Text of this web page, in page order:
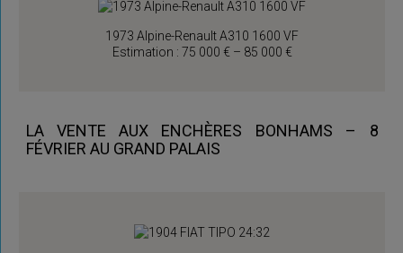
1973 Alpine-Renault A310 1600 VF
Estimation : 75 000 € – 85 000 €
LA VENTE AUX ENCHÈRES BONHAMS – 8
FÉVRIER AU GRAND PALAIS